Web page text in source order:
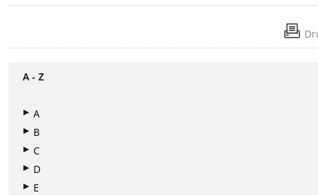
A - Z
A
B
C
D
E